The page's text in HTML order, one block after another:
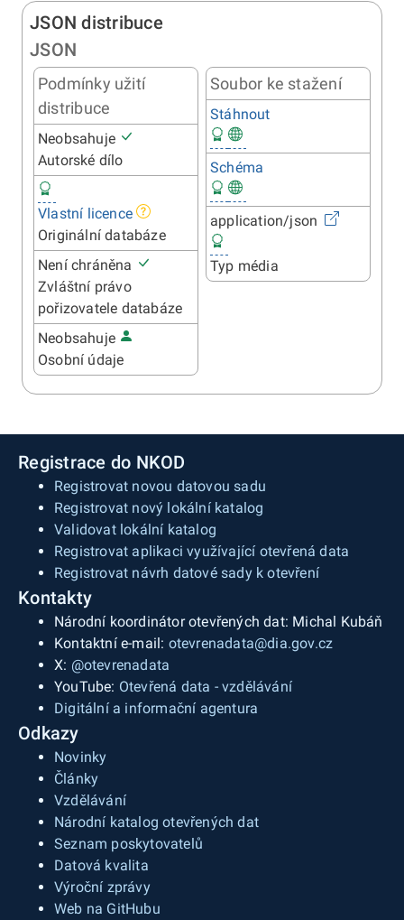
JSON distribuce
JSON
Podmínky užití
distribuce
Neobsahuje
Autorské dílo
Vlastní licence
Originální databáze
Není chráněna
Zvláštní právo
pořizovatele databáze
Neobsahuje
Osobní údaje
Soubor ke stažení
Stáhnout
Schéma
application/json
Typ média
Registrace do NKOD
Registrovat novou datovou sadu
Registrovat nový lokální katalog
Validovat lokální katalog
Registrovat aplikaci využívající otevřená data
Registrovat návrh datové sady k otevření
Kontakty
Národní koordinátor otevřených dat: Michal Kubáň
Kontaktní e-mail: otevrenadata@dia.gov.cz
X: @otevrenadata
YouTube: Otevřená data - vzdělávání
Digitální a informační agentura
Odkazy
Novinky
Články
Vzdělávání
Národní katalog otevřených dat
Seznam poskytovatelů
Datová kvalita
Výroční zprávy
Web na GitHubu